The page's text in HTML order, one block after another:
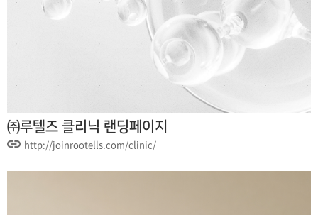
㈜루텔즈 클리닉 랜딩페이지
http://joinrootells.com/clinic/